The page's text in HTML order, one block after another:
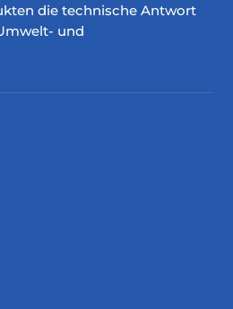
die technische Antwort
und